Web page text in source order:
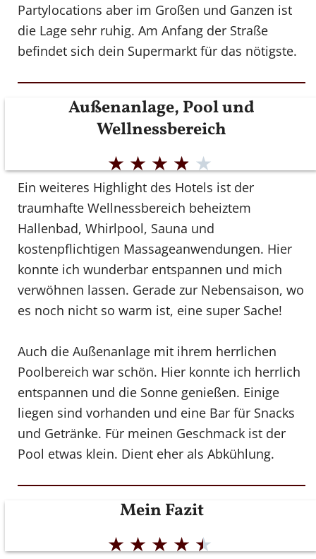
Partylocations aber im Großen und Ganzen ist
die Lage sehr ruhig. Am Anfang der Straße
befindet sich dein Supermarkt für das nötigste.
Außenanlage, Pool und
Wellnessbereich
★ ★ ★ ★ ★
Ein weiteres Highlight des Hotels ist der
traumhafte Wellnessbereich beheiztem
Hallenbad, Whirlpool, Sauna und
kostenpflichtigen Massageanwendungen. Hier
konnte ich wunderbar entspannen und mich
verwöhnen lassen. Gerade zur Nebensaison, wo
es noch nicht so warm ist, eine super Sache!
Auch die Außenanlage mit ihrem herrlichen
Poolbereich war schön. Hier konnte ich herrlich
entspannen und die Sonne genießen. Einige
liegen sind vorhanden und eine Bar für Snacks
und Getränke. Für meinen Geschmack ist der
Pool etwas klein. Dient eher als Abkühlung.
Mein Fazit
★ ★ ★ ★ ★